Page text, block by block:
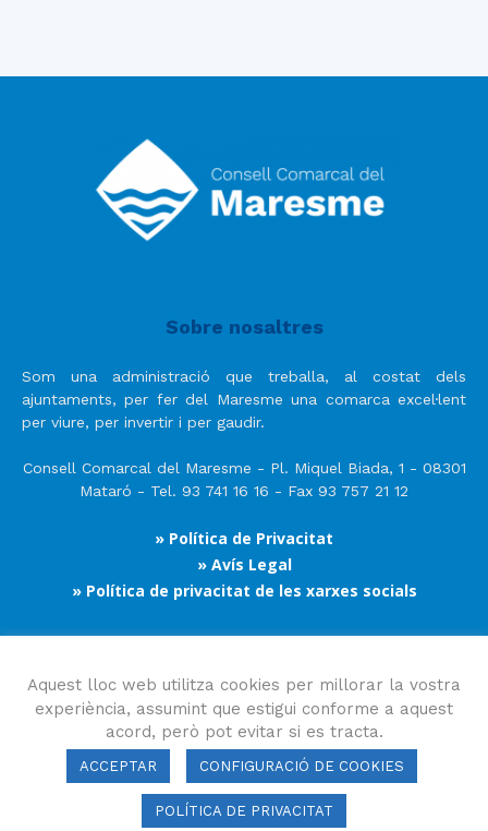
Sobre nosaltres
Som una administració que treballa, al costat dels
ajuntaments, per fer del Maresme una comarca excel·lent
per viure, per invertir i per gaudir.
Consell Comarcal del Maresme - Pl. Miquel Biada, 1 - 08301
Mataró - Tel. 93 741 16 16 - Fax 93 757 21 12
» Política de Privacitat
» Avís Legal
» Política de privacitat de les xarxes socials
Segueix-nos
Consell Comarcal del Maresme 2023 Copyright © Tots els drets
Aquest lloc web utilitza cookies per millorar la vostra
experiència, assumint que estigui conforme a aquest
acord, però pot evitar si es tracta.
ACCEPTAR CONFIGURACIÓ DE COOKIES
POLÍTICA DE PRIVACITAT